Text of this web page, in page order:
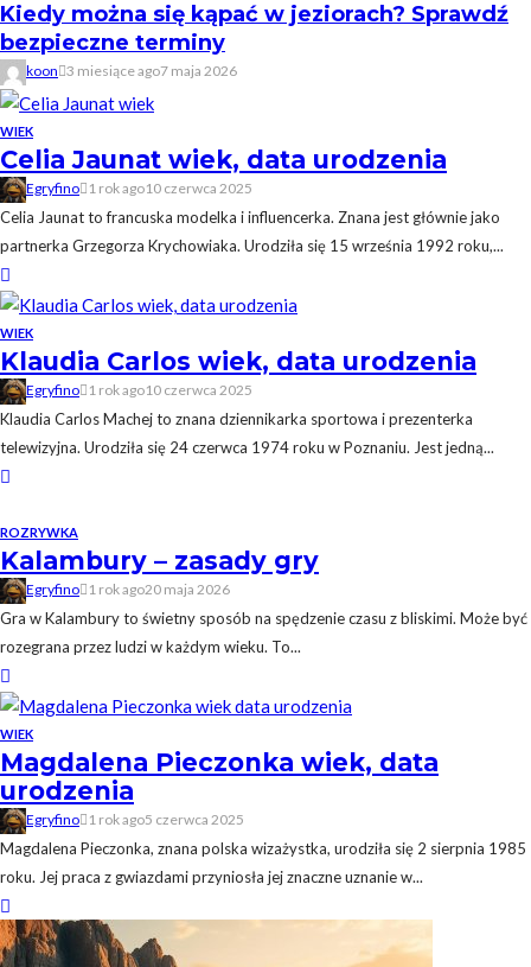
Kiedy można się kąpać w jeziorach? Sprawdź
bezpieczne terminy
koon 3 miesiące ago7 maja 2026
WIEK
Celia Jaunat wiek, data urodzenia
Egryfino 1 rok ago10 czerwca 2025
Celia Jaunat to francuska modelka i influencerka. Znana jest głównie jako
partnerka Grzegorza Krychowiaka. Urodziła się 15 września 1992 roku,...
WIEK
Klaudia Carlos wiek, data urodzenia
Egryfino 1 rok ago10 czerwca 2025
Klaudia Carlos Machej to znana dziennikarka sportowa i prezenterka
telewizyjna. Urodziła się 24 czerwca 1974 roku w Poznaniu. Jest jedną...
ROZRYWKA
Kalambury – zasady gry
Egryfino 1 rok ago20 maja 2026
Gra w Kalambury to świetny sposób na spędzenie czasu z bliskimi. Może być
rozegrana przez ludzi w każdym wieku. To...
WIEK
Magdalena Pieczonka wiek, data
urodzenia
Egryfino 1 rok ago5 czerwca 2025
Magdalena Pieczonka, znana polska wizażystka, urodziła się 2 sierpnia 1985
roku. Jej praca z gwiazdami przyniosła jej znaczne uznanie w...